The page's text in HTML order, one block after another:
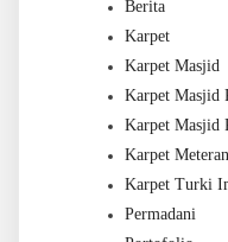
Berita
Karpet
Karpet Masjid
Karpet Masjid
Karpet Masjid
Karpet Meteran
Karpet Turki
Permadani